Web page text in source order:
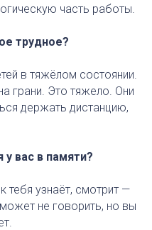
часть работы.
трудное?
в тяжёлом состоянии.
грани. Это тяжело. Они
держать дистанцию,
вас в памяти?
тебя узнаёт, смотрит —
не говорить, но вы